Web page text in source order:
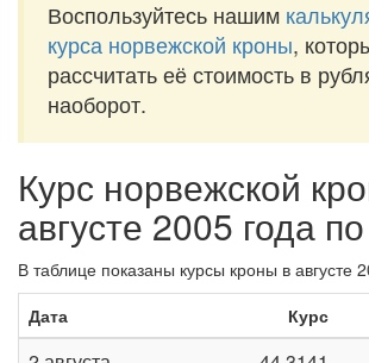
Воспользуйтесь нашим
курса норвежской кроны,
рассчитать её стоимость в
наоборот.
Курс норвежской
августе 2005 года
В таблице показаны курсы кроны в августе
Дата
Курс